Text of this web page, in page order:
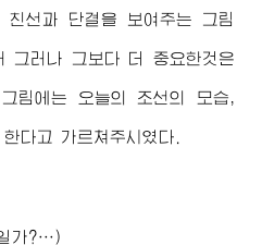
친선과 단결을 보여주는 그림
그러나 그보다 더 중요한것은
림에는 오늘의 조선의 모습,
다고 가르쳐주시였다.
가?…)